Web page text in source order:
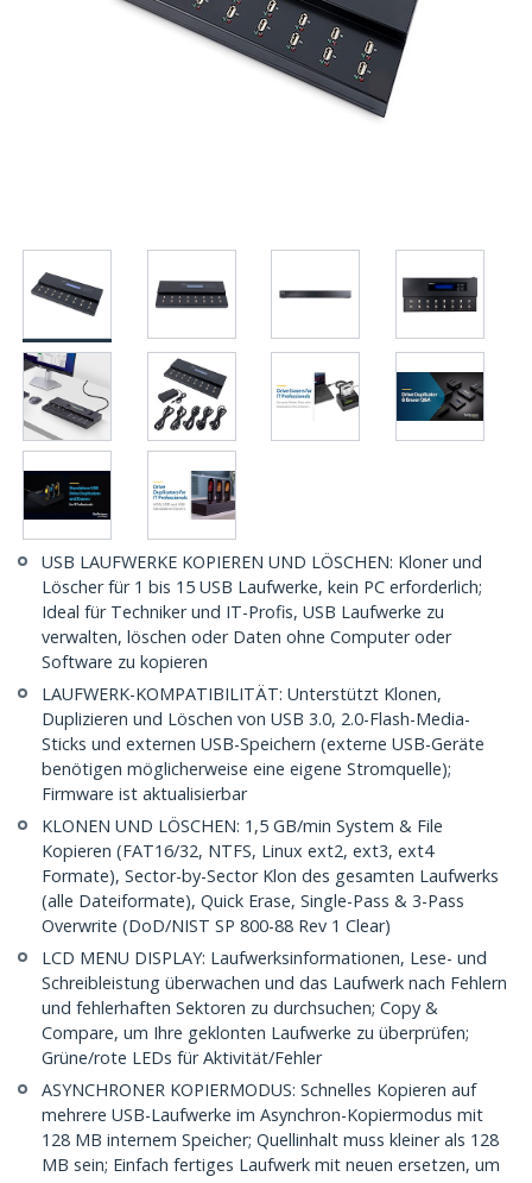
USB LAUFWERKE KOPIEREN UND LÖSCHEN: Kloner und
Löscher für 1 bis 15 USB Laufwerke, kein PC erforderlich;
Ideal für Techniker und IT-Profis, USB Laufwerke zu
verwalten, löschen oder Daten ohne Computer oder
Software zu kopieren
LAUFWERK-KOMPATIBILITÄT: Unterstützt Klonen,
Duplizieren und Löschen von USB 3.0, 2.0-Flash-Media-
Sticks und externen USB-Speichern (externe USB-Geräte
benötigen möglicherweise eine eigene Stromquelle);
Firmware ist aktualisierbar
KLONEN UND LÖSCHEN: 1,5 GB/min System & File
Kopieren (FAT16/32, NTFS, Linux ext2, ext3, ext4
Formate), Sector-by-Sector Klon des gesamten Laufwerks
(alle Dateiformate), Quick Erase, Single-Pass & 3-Pass
Overwrite (DoD/NIST SP 800-88 Rev 1 Clear)
LCD MENU DISPLAY: Laufwerksinformationen, Lese- und
Schreibleistung überwachen und das Laufwerk nach Fehlern
und fehlerhaften Sektoren zu durchsuchen; Copy &
Compare, um Ihre geklonten Laufwerke zu überprüfen;
Grüne/rote LEDs für Aktivität/Fehler
ASYNCHRONER KOPIERMODUS: Schnelles Kopieren auf
mehrere USB-Laufwerke im Asynchron-Kopiermodus mit
128 MB internem Speicher; Quellinhalt muss kleiner als 128
MB sein; Einfach fertiges Laufwerk mit neuen ersetzen, um